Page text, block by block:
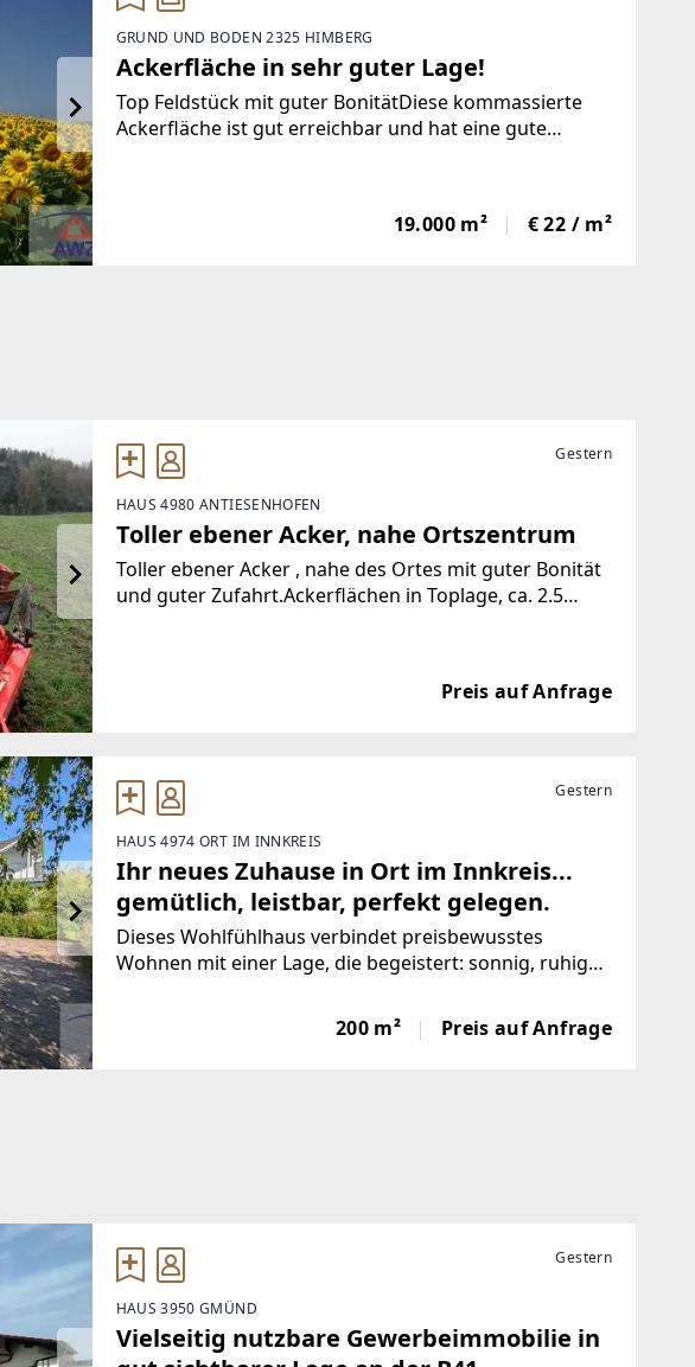
office@awz.at
GRUND UND BODEN 2325 HIMBERG
Ackerfläche in sehr guter Lage!
Top Feldstück mit guter BonitätDiese kommassierte
Ackerfläche ist gut erreichbar und hat eine gute
19.000 m² € 22 / m²
Gestern
HAUS 4980 ANTIESENHOFEN
Toller ebener Acker, nahe Ortszentrum
Toller ebener Acker , nahe des Ortes mit guter Bonität
und guter Zufahrt.Ackerflächen in Toplage, ca. 2.5
Preis auf Anfrage
Gestern
HAUS 4974 ORT IM INNKREIS
Ihr neues Zuhause in Ort im Innkreis...
gemütlich, leistbar, perfekt gelegen.
Dieses Wohlfühlhaus verbindet preisbewusstes
Wohnen mit einer Lage, die begeistert: sonnig, ruhig
verbindet preisbewusstes Wohnen mit einer Lage, die
begeistert: sonnig, ruhig und dennoch gut
200 m² Preis auf Anfrage
Gestern
HAUS 3950 GMÜND
Vielseitig nutzbare Gewerbeimmobilie in